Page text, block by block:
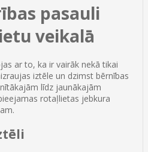
pasauli
veikalā
ar to, ka ir vairāk nekā tikai
iztēle un dzimst bērnības
līdz jaunākajām
rotaļlietas jebkura